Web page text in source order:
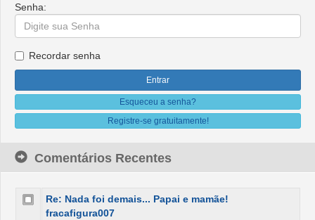
Senha:
Recordar senha
Esqueceu a senha?
Registre-se gratuitamente!
Comentários Recentes
Re: Nada foi demais... Papai e mamãe!
fracafigura007